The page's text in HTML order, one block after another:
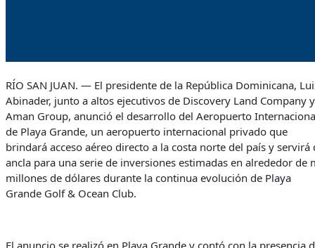
RÍO SAN JUAN. — El presidente de la República Dominicana,
Abinader, junto a altos ejecutivos de Discovery Land Company y
Aman Group, anunció el desarrollo del Aeropuerto
de Playa Grande, un aeropuerto internacional privado que
brindará acceso aéreo directo a la costa norte del país y servirá
ancla para una serie de inversiones estimadas en alrededor de
millones de dólares durante la continua evolución de Playa
Grande Golf & Ocean Club.
El anuncio se realizó en Playa Grande y contó con la presencia